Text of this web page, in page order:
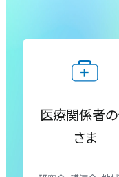
腎臓内科
産婦人科（産科）
理学療法室・
入退院支援セ
がん相談支援
医療関係者
さま